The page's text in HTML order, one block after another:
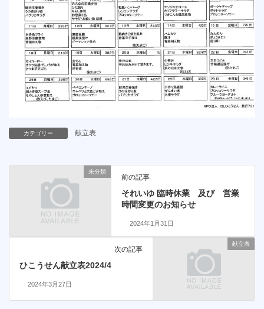
カテゴリー 献立表
未分類
前の記事
それいゆ 臨時休業 及び 営業
時間変更のお知らせ
2024年1月31日
献立表
次の記事
ひこうせん献立表2024/4
2024年3月27日